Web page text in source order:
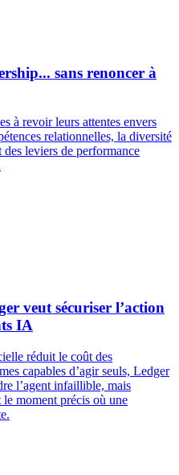
sans renoncer à
à revoir leurs attentes envers
relationnelles, la diversité
leviers de performance
veut sécuriser l’action
IA
réduit le coût des
capables d’agir seuls, Ledger
l’agent infaillible, mais
le moment précis où une